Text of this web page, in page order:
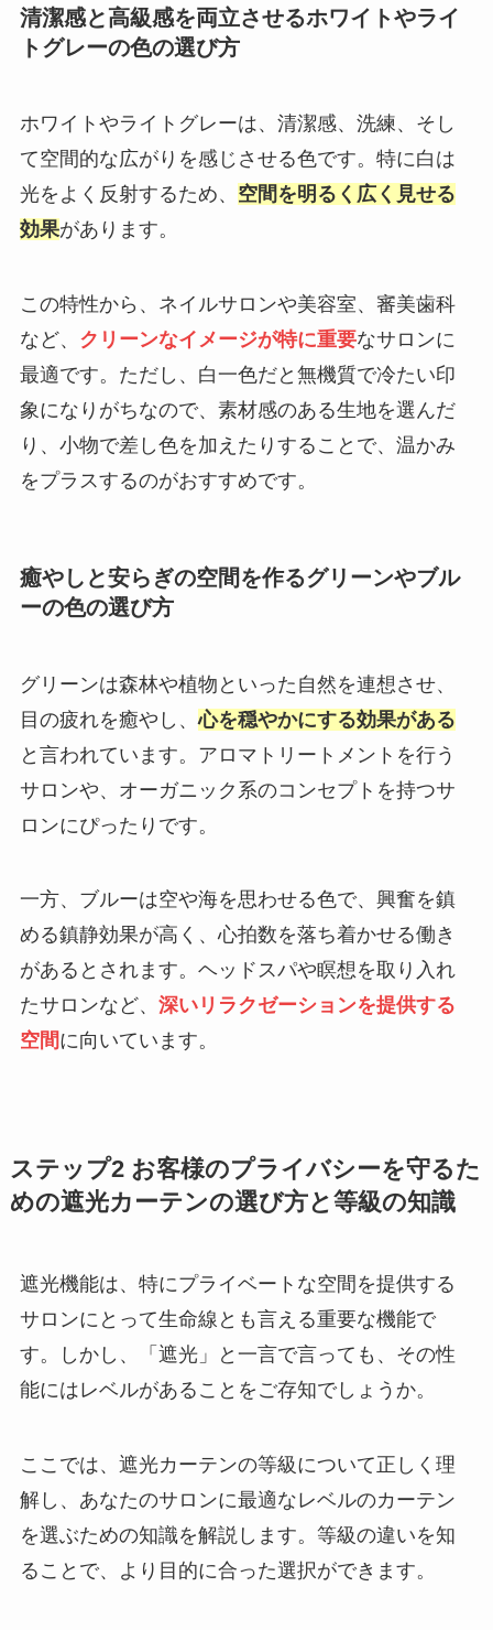
清潔感と高級感を両立させるホワイトやライ
トグレーの色の選び方
ホワイトやライトグレーは、清潔感、洗練、そし
て空間的な広がりを感じさせる色です。特に白は
光をよく反射するため、 空間を明るく広く見せる
効果があります。
この特性から、ネイルサロンや美容室、審美歯科
など、 クリーンなイメージが特に重要なサロンに
最適です。ただし、白一色だと無機質で冷たい印
象になりがちなので、素材感のある生地を選んだ
り、小物で差し色を加えたりすることで、温かみ
をプラスするのがおすすめです。
癒やしと安らぎの空間を作るグリーンやブル
ーの色の選び方
グリーンは森林や植物といった自然を連想させ、
目の疲れを癒やし、心を穏やかにする効果がある
と言われています。アロマトリートメントを行う
サロンや、オーガニック系のコンセプトを持つサ
ロンにぴったりです。
一方、ブルーは空や海を思わせる色で、興奮を鎮
める鎮静効果が高く、心拍数を落ち着かせる働き
があるとされます。ヘッドスパや瞑想を取り入れ
たサロンなど、 深いリラクゼーションを提供する
空間に向いています。
ステップ2 お客様のプライバシーを守るた
めの遮光カーテンの選び方と等級の知識
遮光機能は、特にプライベートな空間を提供する
サロンにとって生命線とも言える重要な機能で
す。しかし、「遮光」と一言で言っても、その性
能にはレベルがあることをご存知でしょうか。
ここでは、遮光カーテンの等級について正しく理
解し、あなたのサロンに最適なレベルのカーテン
を選ぶための知識を解説します。等級の違いを知
ることで、より目的に合った選択ができます。